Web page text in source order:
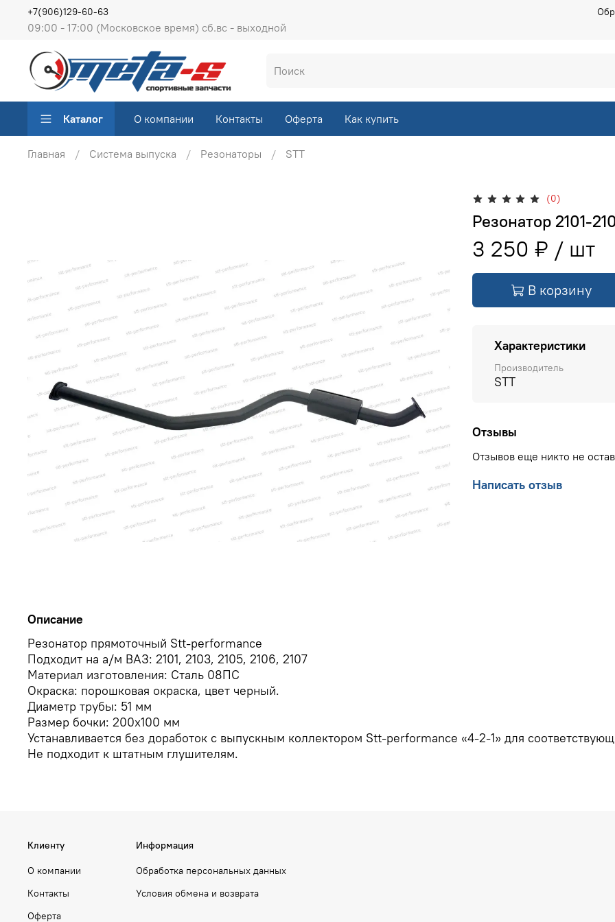
09:00 - 17:00 (Московское время) сб.вс - выходной
+7(906)129-60-63
Каталог О компании Контакты Оферта Как купить
Главная Система выпуска Резонаторы STT
(0)
Резонатор 2101-
3 250 ₽
В корзину
Характеристики
Производитель
STT
Отзывы
Отзывов еще никто не
Написать отзыв
Описание
Резонатор прямоточный Stt-performance
Подходит на а/м ВАЗ: 2101, 2103, 2105, 2106, 2107
Материал изготовления: Сталь 08ПС
Окраска: порошковая окраска, цвет черный.
Диаметр трубы: 51 мм
Размер бочки: 200х100 мм
Устанавливается без доработок с выпускным коллектором Stt-performance «4-2-1» для
Не подходит к штатным глушителям.
Клиенту
О компании
Контакты
Оферта
Информация
Обработка персональных данных
Условия обмена и возврата